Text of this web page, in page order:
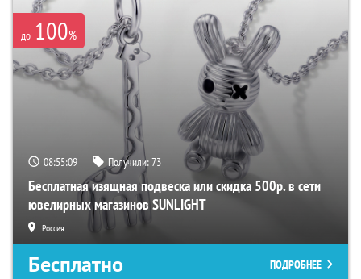
до 100%
08:55:08 Получили:73
Бесплатная изящная подвеска или скидка 500р. в сети
ювелирных магазинов SUNLIGHT
Россия
Бесплатно ПОДРОБНЕЕ